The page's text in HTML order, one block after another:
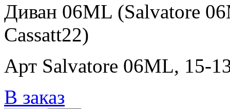
Диван 06ML (Salvatore
Cassatt22)
Арт Salvatore 06ML, 15-
В заказ